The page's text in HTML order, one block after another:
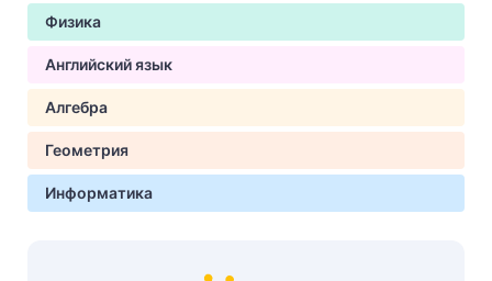
Физика
Английский язык
Алгебра
Геометрия
Информатика